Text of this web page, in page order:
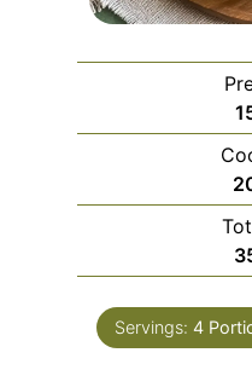
Servings: 4